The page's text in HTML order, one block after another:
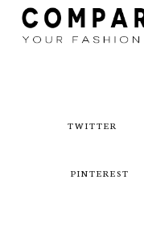
TWITTER
PINTEREST